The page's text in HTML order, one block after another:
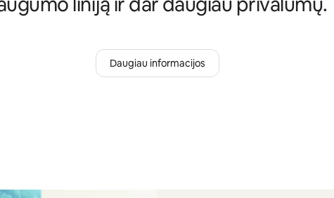
Daugiau informacijos